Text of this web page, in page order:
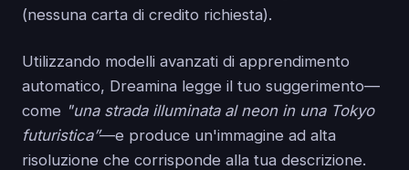
(nessuna carta di credito richiesta).
Utilizzando modelli avanzati di apprendimento
automatico, Dreamina legge il tuo suggerimento—
come "una strada illuminata al neon in una Tokyo
futuristica”—e produce un'immagine ad alta
risoluzione che corrisponde alla tua descrizione.